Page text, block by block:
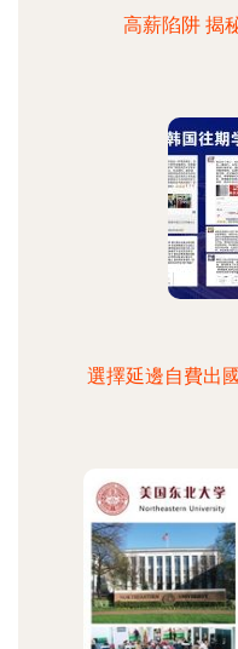
高薪陷阱 揭
選擇延邊自費出